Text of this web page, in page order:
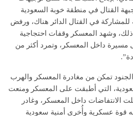
جبهة القتال في منطقة خوبة السعودية
للمشاركة في القتال الدائر هناك، ورفض
ذلك، وشهد المعسكر وقفات احتجاجية
مسيرة داخل المعسكر، وتمرد أكثر من
تمكن من مغادرة المعسكر والهرب
التي أطبقت على المعسكر ومنعت
الانتفاضات داخل المعسكر، وغادر
قوة عسكرية وأُخرى أمنية سعودية